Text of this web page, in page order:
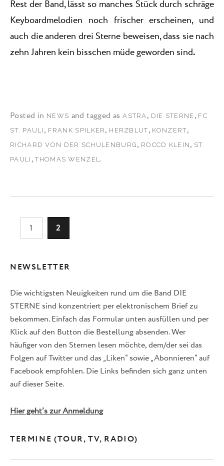
Rest der Band, lässt so manches Stück durch schräge
Keyboardmelodien noch frischer erscheinen, und
auch die anderen drei Sterne beweisen, dass sie nach
zehn Jahren kein bisschen müde geworden sind.
Posted in NEWS and tagged asASTRA , DIE STERNE , FC
ST. PAULI , FRANK SPILKER , HERZBLUT, KONZERT,
RICHARD VON DER SCHULENBURG , ROCCO KLEIN , ST.
PAULI ,THOMAS WENZEL.
1 2
NEWSLETTER
Die wichtigsten Neuigkeiten rund um die Band DIE
STERNE sind konzentriert per elektronischem Brief zu
bekommen. Einfach das Formular unten ausfüllen und per
Klick auf den Button die Bestellung absenden. Wer
häufiger von den Sternen lesen möchte, dem/der sei das
Folgen auf Twitter und das „Liken“ sowie „Abonnieren“ auf
Facebook empfohlen. Die Links befinden sich ganz unten
auf dieser Seite.
Hier geht’s zur Anmeldung
TERMINE (TOUR, TV, RADIO)